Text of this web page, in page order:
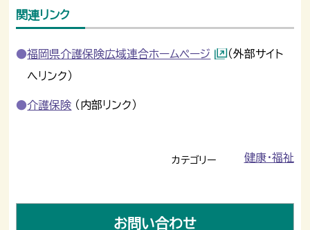
関連リンク
福岡県介護保険広域連合ホームページ
（外部サイト
へリンク）
介護保険 （内部リンク）
カテゴリー 健康・福祉
お問い合わせ